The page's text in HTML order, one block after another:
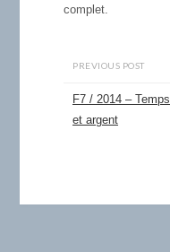
complet.
PREVIOUS POST
F7 / 2014 – Temps
et argent